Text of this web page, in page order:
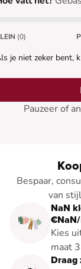
(0)
je niet zeker bent,
Pauzeer of
Bespaar,
van
NaN
Kies
maat
Draag